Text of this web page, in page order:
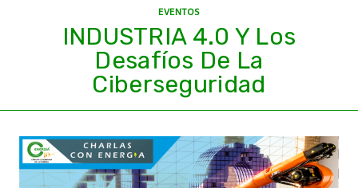
EVENTOS
INDUSTRIA 4.0 Y Los
Desafíos De La
Ciberseguridad